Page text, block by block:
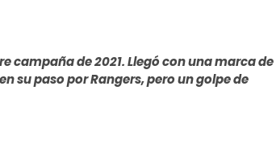
campaña de 2021. Llegó con una marca de
su paso por Rangers, pero un golpe de